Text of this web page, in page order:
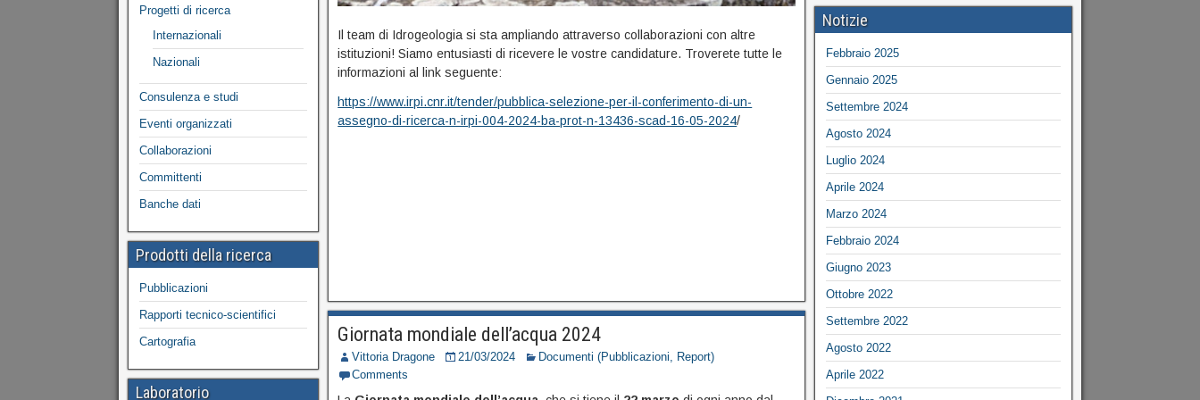
Il team di Idrogeologia si sta ampliando attraverso collaborazioni con altre
istituzioni! Siamo entusiasti di ricevere le vostre candidature. Troverete tutte le
informazioni al link seguente:
https://www.irpi.cnr.it/tender/pubblica-selezione-per-il-conferimento-di-un-
assegno-di-ricerca-n-irpi-004-2024-ba-prot-n-13436-scad-16-05-2024/
Giornata mondiale dell’acqua 2024
Vittoria Dragone 21/03/2024
Documenti (Pubblicazioni, Report)
Comments
Progetti di ricerca
Internazionali
Nazionali
Consulenza e studi
Eventi organizzati
Collaborazioni
Committenti
Banche dati
Prodotti della ricerca
Pubblicazioni
Rapporti tecnico-scientifici
Cartografia
Laboratorio
Notizie
Febbraio 2025
Gennaio 2025
Settembre 2024
Agosto 2024
Luglio 2024
Aprile 2024
Marzo 2024
Febbraio 2024
Giugno 2023
Ottobre 2022
Settembre 2022
Agosto 2022
Aprile 2022